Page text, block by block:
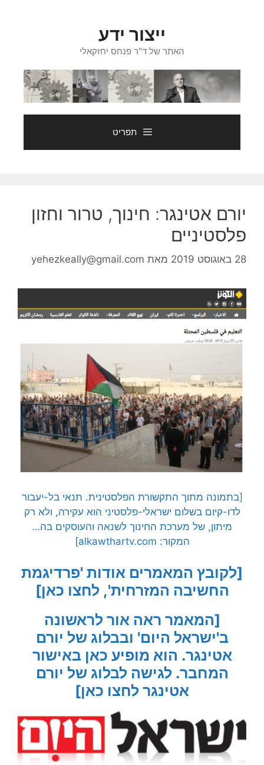
ייצור ידע
האתר של ד"ר פנחס יחזקאלי
תפריט
יורם אטינגר: חינוך, טרור וחזון
פלסטיניים
28 באוגוסט 2019 מאת yehezkeally@gmail.com
[בתמונה מתוך התקשורת הפלסטינית. תנאי בל-יעבור
לדו-קיום בשלום ישראלי-פלסטיני הוא עקירה, ולא רק
מיתון, של מערכת החינוך לשנאה והעוסקים בה…
המקור: alkawthartv.com]
[לקובץ המאמרים אודות 'פרדיגמת
החשיבה המזרחית', לחצו כאן]
[המאמר ראה אור לראשונה
ב'ישראל היום' ובבלוג של יורם
אטינגר. הוא מופיע כאן באישור
המחבר. לגישה לבלוג של יורם
אטינגר לחצו כאן]